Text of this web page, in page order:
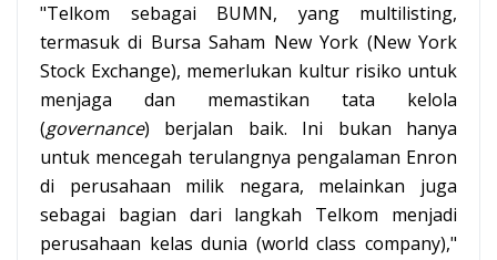
"Telkom sebagai BUMN, yang multilisting,
termasuk di Bursa Saham New York (New York
Stock Exchange), memerlukan kultur risiko untuk
menjaga dan memastikan tata kelola
(governance) berjalan baik. Ini bukan hanya
untuk mencegah terulangnya pengalaman Enron
di perusahaan milik negara, melainkan juga
sebagai bagian dari langkah Telkom menjadi
perusahaan kelas dunia (world class company),"